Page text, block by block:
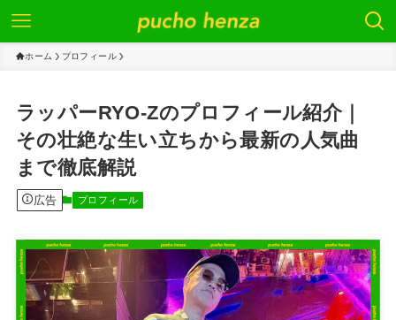
ホーム プロフィール
ラッパーRYO-Zのプロフィール紹介｜
その壮絶な生い立ちから最新の人気曲
まで徹底解説
広告 プロフィール